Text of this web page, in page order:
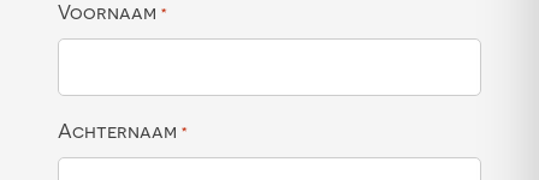
Voornaam *
Achternaam *